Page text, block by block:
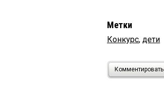
Метки
Конкурс, дети
Комментировать